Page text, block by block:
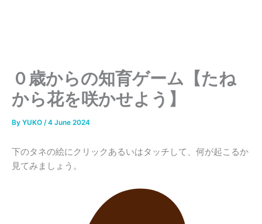
０歳からの知育ゲーム【たね
から花を咲かせよう】
By YUKO /4 June 2024
下のタネの絵にクリックあるいはタッチして、何が起こるか
見てみましょう。